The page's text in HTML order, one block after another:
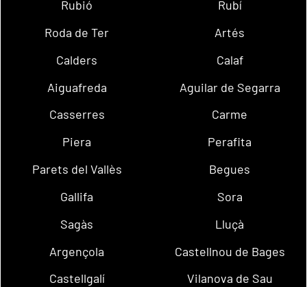
Rubió
Rubí
Roda de Ter
Artés
Calders
Calaf
Aiguafreda
Aguilar de Segarra
Casserres
Carme
Piera
Perafita
Parets del Vallès
Begues
Gallifa
Sora
Sagàs
Lluçà
Argençola
Castellnou de Bages
Castellgalí
Vilanova de Sau